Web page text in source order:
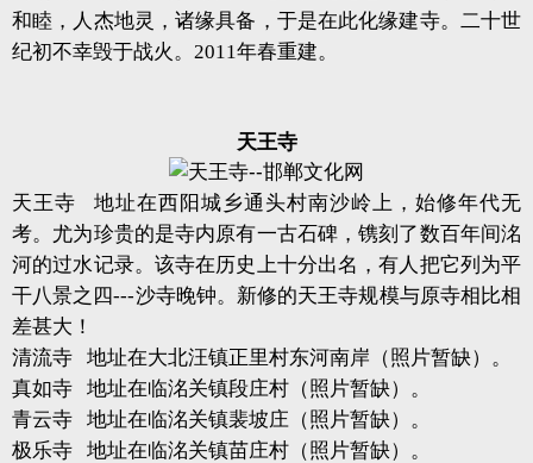
和睦，人杰地灵，诸缘具备，于是在此化缘建寺。二十世
纪初不幸毁于战火。2011年春重建。
天王寺
天王寺 地址在西阳城乡通头村南沙岭上，始修年代无
考。尤为珍贵的是寺内原有一古石碑，镌刻了数百年间洺
河的过水记录。该寺在历史上十分出名，有人把它列为平
干八景之四---沙寺晚钟。新修的天王寺规模与原寺相比相
差甚大！
清流寺 地址在大北汪镇正里村东河南岸（照片暂缺）。
真如寺 地址在临洺关镇段庄村（照片暂缺）。
青云寺 地址在临洺关镇裴坡庄（照片暂缺）。
极乐寺 地址在临洺关镇苗庄村（照片暂缺）。